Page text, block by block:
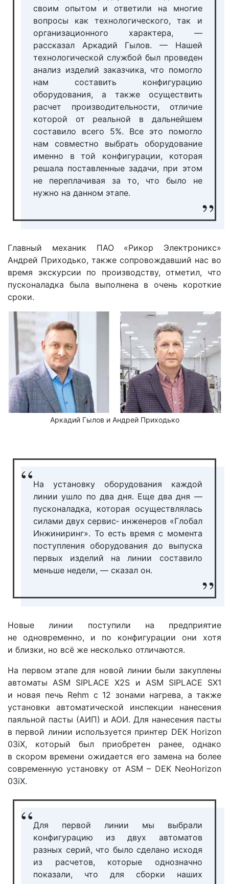
своим опытом и ответили на многие
вопросы как технологического, так и
организационного характера, —
рассказал Аркадий Гылов. — Нашей
технологической службой был проведен
анализ изделий заказчика, что помогло
нам составить конфигурацию
оборудования, а также осуществить
расчет производительности, отличие
которой от реальной в дальнейшем
составило всего 5%. Все это помогло
нам совместно выбрать оборудование
именно в той конфигурации, которая
решала поставленные задачи, при этом
не переплачивая за то, что было не
нужно на данном этапе.
Главный механик ПАО «Рикор Электроникс»
Андрей Приходько, также сопровождавший нас во
время экскурсии по производству, отметил, что
пусконаладка была выполнена в очень короткие
сроки.
Аркадий Гылов и Андрей Приходько
На установку оборудования каждой
линии ушло по два дня. Еще два дня —
пусконаладка, которая осуществлялась
силами двух сервис‑ инженеров «Глобал
Инжиниринг». То есть время с момента
поступления оборудования до выпуска
первых изделий на линии составило
меньше недели, — сказал он.
Новые линии поступили на предприятие
не одновременно, и по конфигурации они хотя
и близки, но всё же несколько отличаются.
На первом этапе для новой линии были закуплены
автоматы ASM SIPLACE X2S и ASM SIPLACE SX1
и новая печь Rehm с 12 зонами нагрева, а также
установки автоматической инспекции нанесения
паяльной пасты (АИП) и АОИ. Для нанесения пасты
в первой линии используется принтер DEK Horizon
03iX, который был приобретен ранее, однако
в скором времени ожидается его замена на более
современную установку от ASM – DEK NeoHorizon
03iX.
Для первой линии мы выбрали
конфигурацию из двух автоматов
разных серий, что было сделано исходя
из расчетов, которые однозначно
показали, что для сборки наших